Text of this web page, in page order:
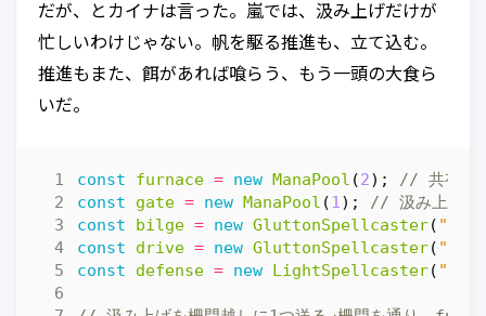
だが、とカイナは言った。嵐では、汲み上げだけが
忙しいわけじゃない。帆を駆る推進も、立て込む。
推進もまた、餌があれば喰らう、もう一頭の大食ら
いだ。
const furnace = new ManaPool (2);
const
gate = new ManaPool ( 1);
const
bilge = new GluttonSpellcaster(
const
drive = new GluttonSpellcaster(
const
defense = new LightSpellcaster(